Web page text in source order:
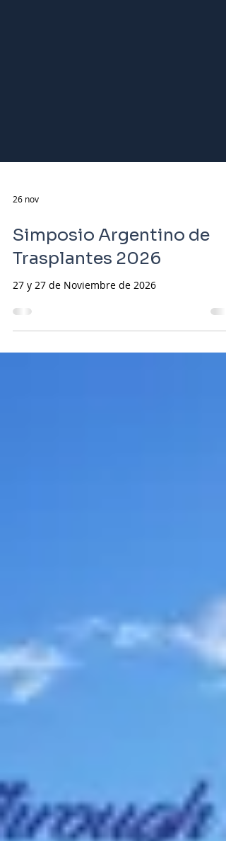
26 nov
Simposio Argentino de
Trasplantes 2026
27 y 27 de Noviembre de 2026